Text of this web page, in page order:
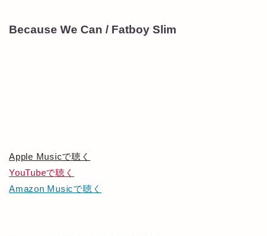
Because We Can / Fatboy Slim
Apple Musicで聴く
YouTubeで聴く
Amazon Musicで聴く